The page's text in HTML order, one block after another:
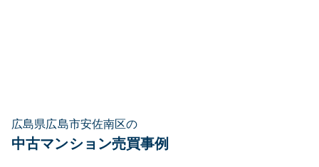
広島県広島市安佐南区の
中古マンション売買事例